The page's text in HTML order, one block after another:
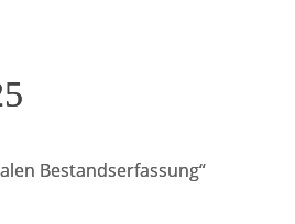
Bestandserfassung“